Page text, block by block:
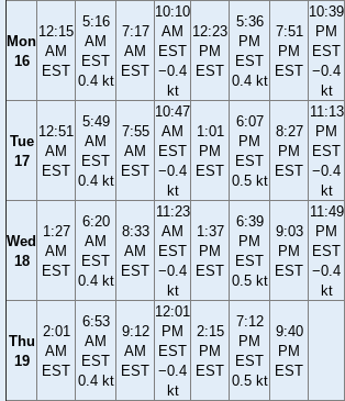
Mon
16
12:15
AM
EST
5:16
AM
EST
0.4 kt
7:17
AM
EST
10:10
AM
EST
−0.4
kt
12:23
PM
EST
5:36
PM
EST
0.4 kt
7:51
PM
EST
10:39
PM
EST
−0.4
kt
Tue
17
12:51
AM
EST
5:49
AM
EST
0.4 kt
7:55
AM
EST
10:47
AM
EST
−0.4
kt
1:01
PM
EST
6:07
PM
EST
0.5 kt
8:27
PM
EST
11:13
PM
EST
−0.4
kt
Wed
18
1:27
AM
EST
6:20
AM
EST
0.4 kt
8:33
AM
EST
11:23
AM
EST
−0.4
kt
1:37
PM
EST
6:39
PM
EST
0.5 kt
9:03
PM
EST
11:49
PM
EST
−0.4
kt
Thu
19
2:01
AM
EST
6:53
AM
EST
0.4 kt
9:12
AM
EST
12:01
PM
EST
−0.4
kt
2:15
PM
EST
7:12
PM
EST
0.5 kt
9:40
PM
EST